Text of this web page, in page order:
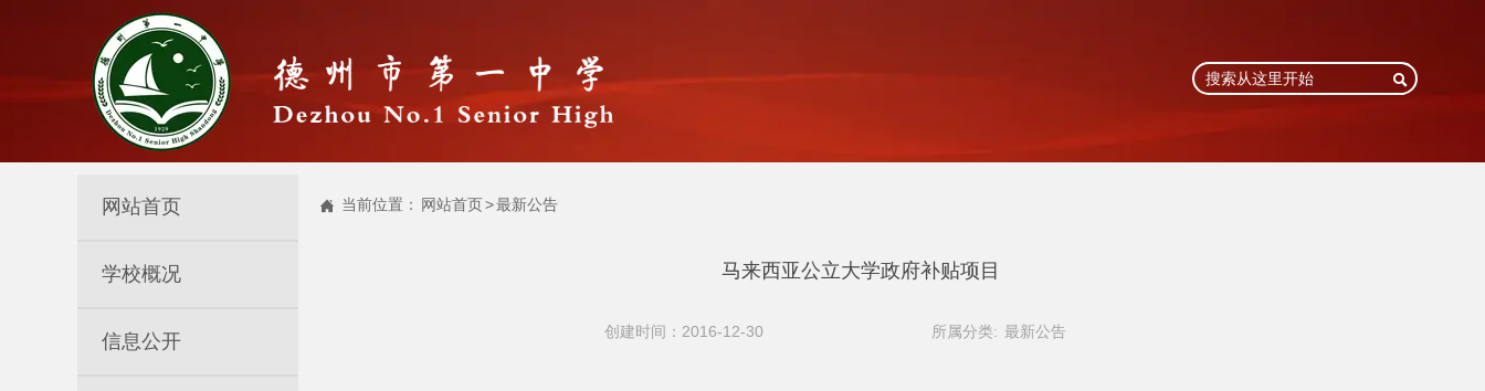

马来西亚公立大学政府补贴项目
创建时间：2016-12-30 所属分类: 最新公告
 当前位置： 网站首页>最新公告
网站首页
学校概况
信息公开